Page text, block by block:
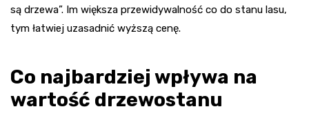
są drzewa”. Im większa przewidywalność co do stanu lasu,
tym łatwiej uzasadnić wyższą cenę.
Co najbardziej wpływa na
wartość drzewostanu